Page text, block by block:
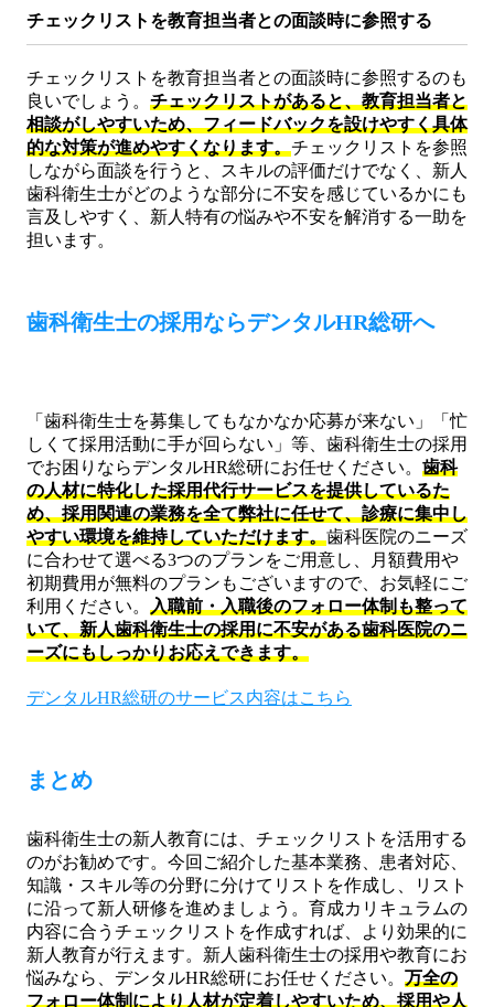
チェックリストを教育担当者との面談時に参照する
チェックリストを教育担当者との面談時に参照するのも
良いでしょう。 チェックリストがあると、教育担当者と
相談がしやすいため、フィードバックを設けやすく具体
的な対策が進めやすくなります。チェックリストを参照
しながら面談を行うと、スキルの評価だけでなく、新人
歯科衛生士がどのような部分に不安を感じているかにも
言及しやすく、新人特有の悩みや不安を解消する一助を
担います。
歯科衛生士の採用ならデンタルHR総研へ
「歯科衛生士を募集してもなかなか応募が来ない」「忙
しくて採用活動に手が回らない」等、歯科衛生士の採用
でお困りならデンタルHR総研にお任せください。 歯科
の人材に特化した採用代行サービスを提供しているた
め、採用関連の業務を全て弊社に任せて、診療に集中し
やすい環境を維持していただけます。歯科医院のニーズ
に合わせて選べる3つのプランをご用意し、月額費用や
初期費用が無料のプランもございますので、お気軽にご
利用ください。 入職前・入職後のフォロー体制も整って
いて、新人歯科衛生士の採用に不安がある歯科医院のニ
ーズにもしっかりお応えできます。
デンタルHR総研のサービス内容はこちら
まとめ
歯科衛生士の新人教育には、チェックリストを活用する
のがお勧めです。今回ご紹介した基本業務、患者対応、
知識・スキル等の分野に分けてリストを作成し、リスト
に沿って新人研修を進めましょう。育成カリキュラムの
内容に合うチェックリストを作成すれば、より効果的に
新人教育が行えます。新人歯科衛生士の採用や教育にお
悩みなら、デンタルHR総研にお任せください。 万全の
フォロー体制により人材が定着しやすいため、採用や人